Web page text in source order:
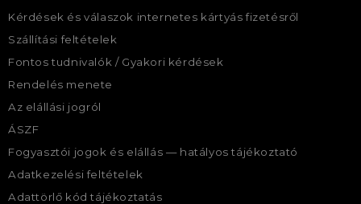
Kérdések és válaszok internetes kártyás fizetésről
Szállítási feltételek
Fontos tudnivalók / Gyakori kérdések
Rendelés menete
Az elállási jogról
ÁSZF
Fogyasztói jogok és elállás — hatályos tájékoztató
Adatkezelési feltételek
Adattörlő kód tájékoztatás